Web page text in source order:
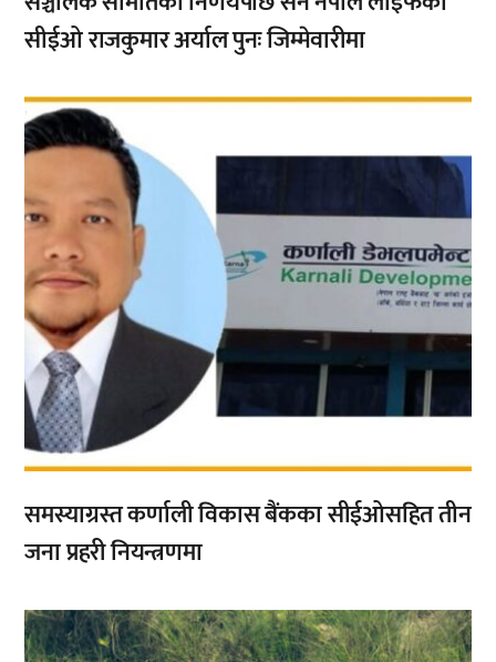
सीईओ राजकुमार अर्याल पुनः जिम्मेवारीमा
,
समस्याग्रस्त कर्णाली विकास बैंकका सीईओसहित तीन
जना प्रहरी नियन्त्रणमा
,